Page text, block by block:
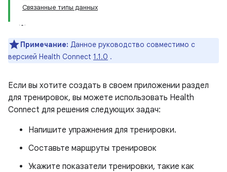
Связанные типы данных
Примечание: Данное руководство совместимо с
версией Health Connect 1.1.0 .
Если вы хотите создать в своем приложении раздел
для тренировок, вы можете использовать Health
Connect для решения следующих задач:
Напишите упражнения для тренировки.
Составьте маршруты тренировок
Укажите показатели тренировки, такие как